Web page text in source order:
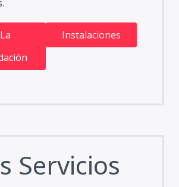
La
Instalaciones
Servicios